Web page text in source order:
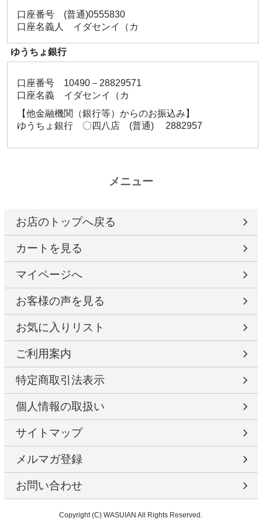
口座番号 (普通)0555830
口座名義人 イダセンイ（カ
ゆうちょ銀行
口座番号 10490－28829571
口座名義 イダセンイ（カ
【他金融機関（銀行等）からのお振込み】
ゆうちょ銀行 〇四八店 (普通) 2882957
メニュー
お店のトップへ戻る
カートを見る
マイページへ
お客様の声を見る
お気に入りリスト
ご利用案内
特定商取引法表示
個人情報の取扱い
サイトマップ
メルマガ登録
お問い合わせ
Copyright (C) WASUIAN All Rights Reserved.